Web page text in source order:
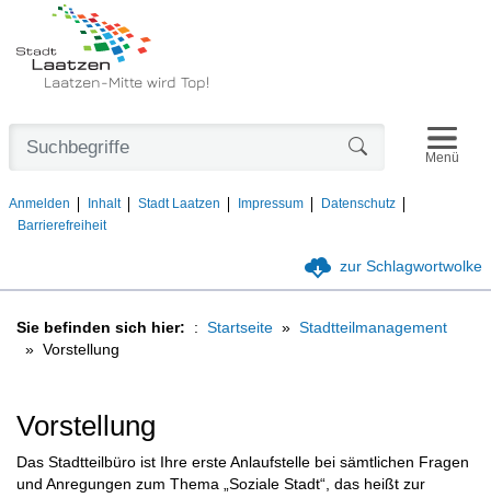
Laatzen-Mitte wird Top!
Anmelden Inhalt Stadt Laatzen Impressum
Datenschutz
Barrierefreiheit
Menü
zur Schlagwortwolke
Sie befinden sich hier: Startseite
Stadtteilmanagement
Vorstellung
Vorstellung
Das Stadtteilbüro ist Ihre erste Anlaufstelle bei sämtlichen Fragen
und Anregungen zum Thema „Soziale Stadt“, das heißt zur